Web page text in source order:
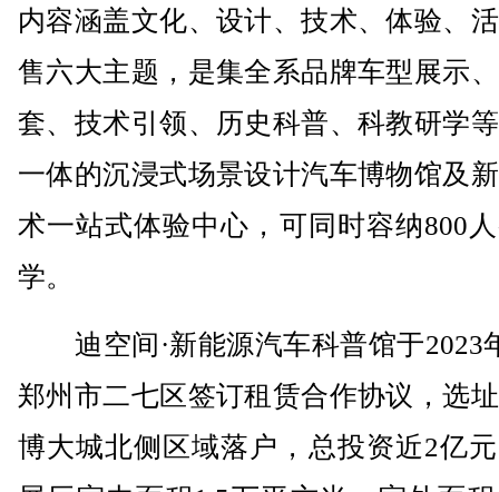
内容涵盖文化、设计、技术、体验、
售六大主题，是集全系品牌车型展示
套、技术引领、历史科普、科教研学
一体的沉浸式场景设计汽车博物馆及
术一站式体验中心，可同时容纳800
学。
迪空间·新能源汽车科普馆于2023
郑州市二七区签订租赁合作协议，选
博大城北侧区域落户，总投资近2亿